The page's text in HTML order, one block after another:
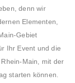
denn wir
Elementen,
Gebiet
Ihr Event und die
Main, mit der
starten können.